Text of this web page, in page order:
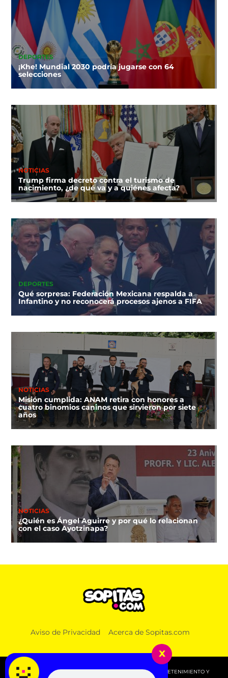
DEPORTES
¡Khe! Mundial 2030 podría jugarse con 64
selecciones
NOTICIAS
Trump firma decreto contra el turismo de
nacimiento, ¿de qué va y a quiénes afecta?
DEPORTES
Qué sorpresa: Federación Mexicana respalda a
Infantino y no reconocerá procesos ajenos a FIFA
NOTICIAS
Misión cumplida: ANAM retira con honores a
cuatro binomios caninos que sirvieron por siete
años
NOTICIAS
¿Quién es Ángel Aguirre y por qué lo relacionan
con el caso Ayotzinapa?
Lucas, el primer lomito que recibirá pensión
Aviso de Privacidad Acerca de Sopitas.com
© 2026 SOPITAS.COM - MÚSICA, NOTICIAS, DEPORTES, ENTRETENIMIENTO Y
x